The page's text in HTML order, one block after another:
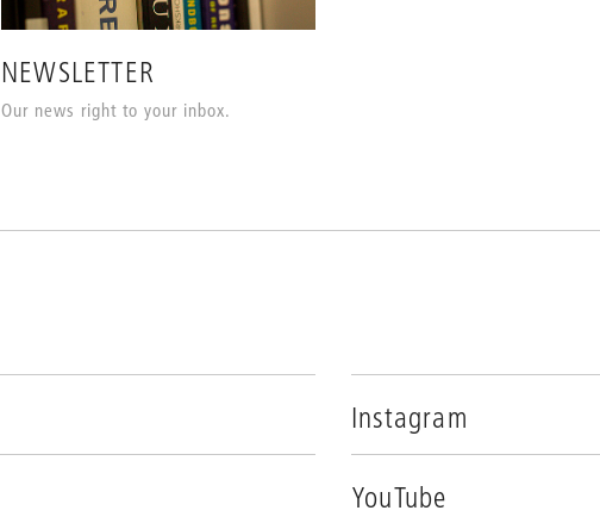
NEWSLETTER
Our news right to your inbox.
Instagram
YouTube